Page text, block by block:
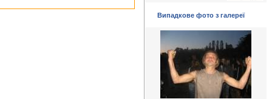
Випадкове фото з галереї